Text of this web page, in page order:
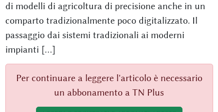
di modelli di agricoltura di precisione anche in un
comparto tradizionalmente poco digitalizzato. Il
passaggio dai sistemi tradizionali ai moderni
impianti [...]
Per continuare a leggere l'articolo è necessario
un abbonamento a TN Plus